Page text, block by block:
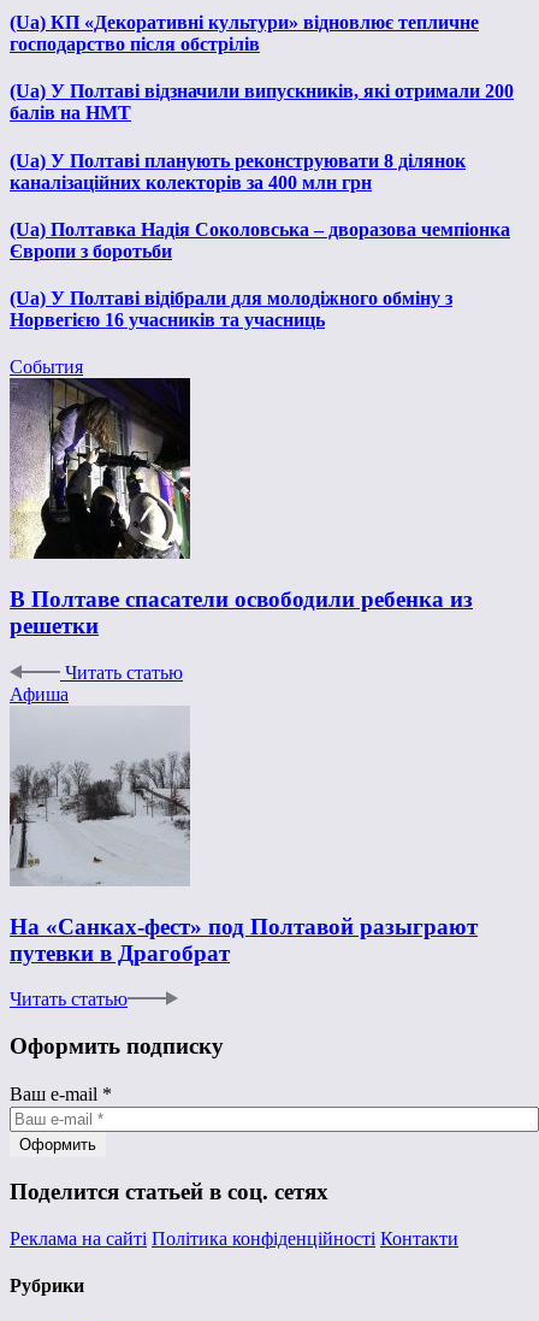
(Ua) КП «Декоративні культури» відновлює тепличне
господарство після обстрілів
(Ua) У Полтаві відзначили випускників, які отримали 200
балів на НМТ
(Ua) У Полтаві планують реконструювати 8 ділянок
каналізаційних колекторів за 400 млн грн
(Ua) Полтавка Надія Соколовська – дворазова чемпіонка
Європи з боротьби
(Ua) У Полтаві відібрали для молодіжного обміну з
Норвегією 16 учасників та учасниць
События
В Полтаве спасатели освободили ребенка из
решетки
Читать статью
Афиша
На «Санках-фест» под Полтавой разыграют
путевки в Драгобрат
Читать статью
Оформить подписку
Ваш e-mail *
Поделится статьей в соц. сетях
Реклама на сайті Політика конфіденційності Контакти
Рубрики